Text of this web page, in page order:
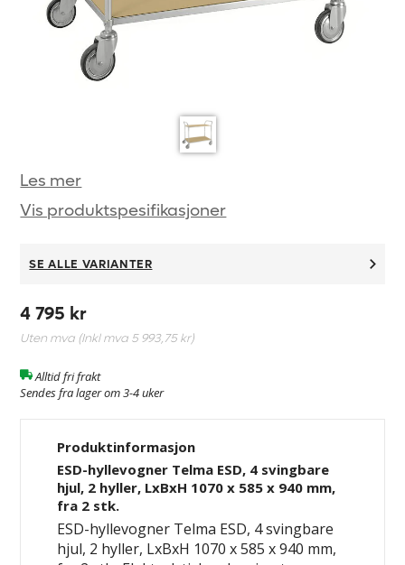
Les mer
Vis produktspesifikasjoner
SE ALLE VARIANTER
4 795 kr
Uten mva (Inkl mva 5 993,75 kr)
Alltid fri frakt
Sendes fra lager om 3-4 uker
Produktinformasjon
ESD-hyllevogner Telma ESD, 4 svingbare
hjul, 2 hyller, LxBxH 1070 x 585 x 940 mm,
fra 2 stk.
ESD-hyllevogner Telma ESD, 4 svingbare
hjul, 2 hyller, LxBxH 1070 x 585 x 940 mm,